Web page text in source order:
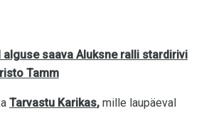
alguse saava Aluksne ralli stardirivi
Tamm
Tarvastu Karikas, mille laupäeval